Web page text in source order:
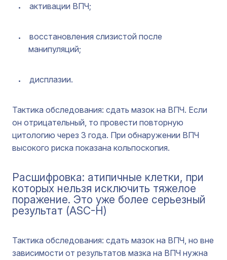
активации ВПЧ;
восстановления слизистой после
манипуляций;
дисплазии.
Тактика обследования: сдать мазок на ВПЧ. Если
он отрицательный, то провести повторную
цитологию через 3 года. При обнаружении ВПЧ
высокого риска показана кольпоскопия.
Расшифровка: атипичные клетки, при
которых нельзя исключить тяжелое
поражение. Это уже более серьезный
результат (ASC-H)
Тактика обследования: сдать мазок на ВПЧ, но вне
зависимости от результатов мазка на ВПЧ нужна